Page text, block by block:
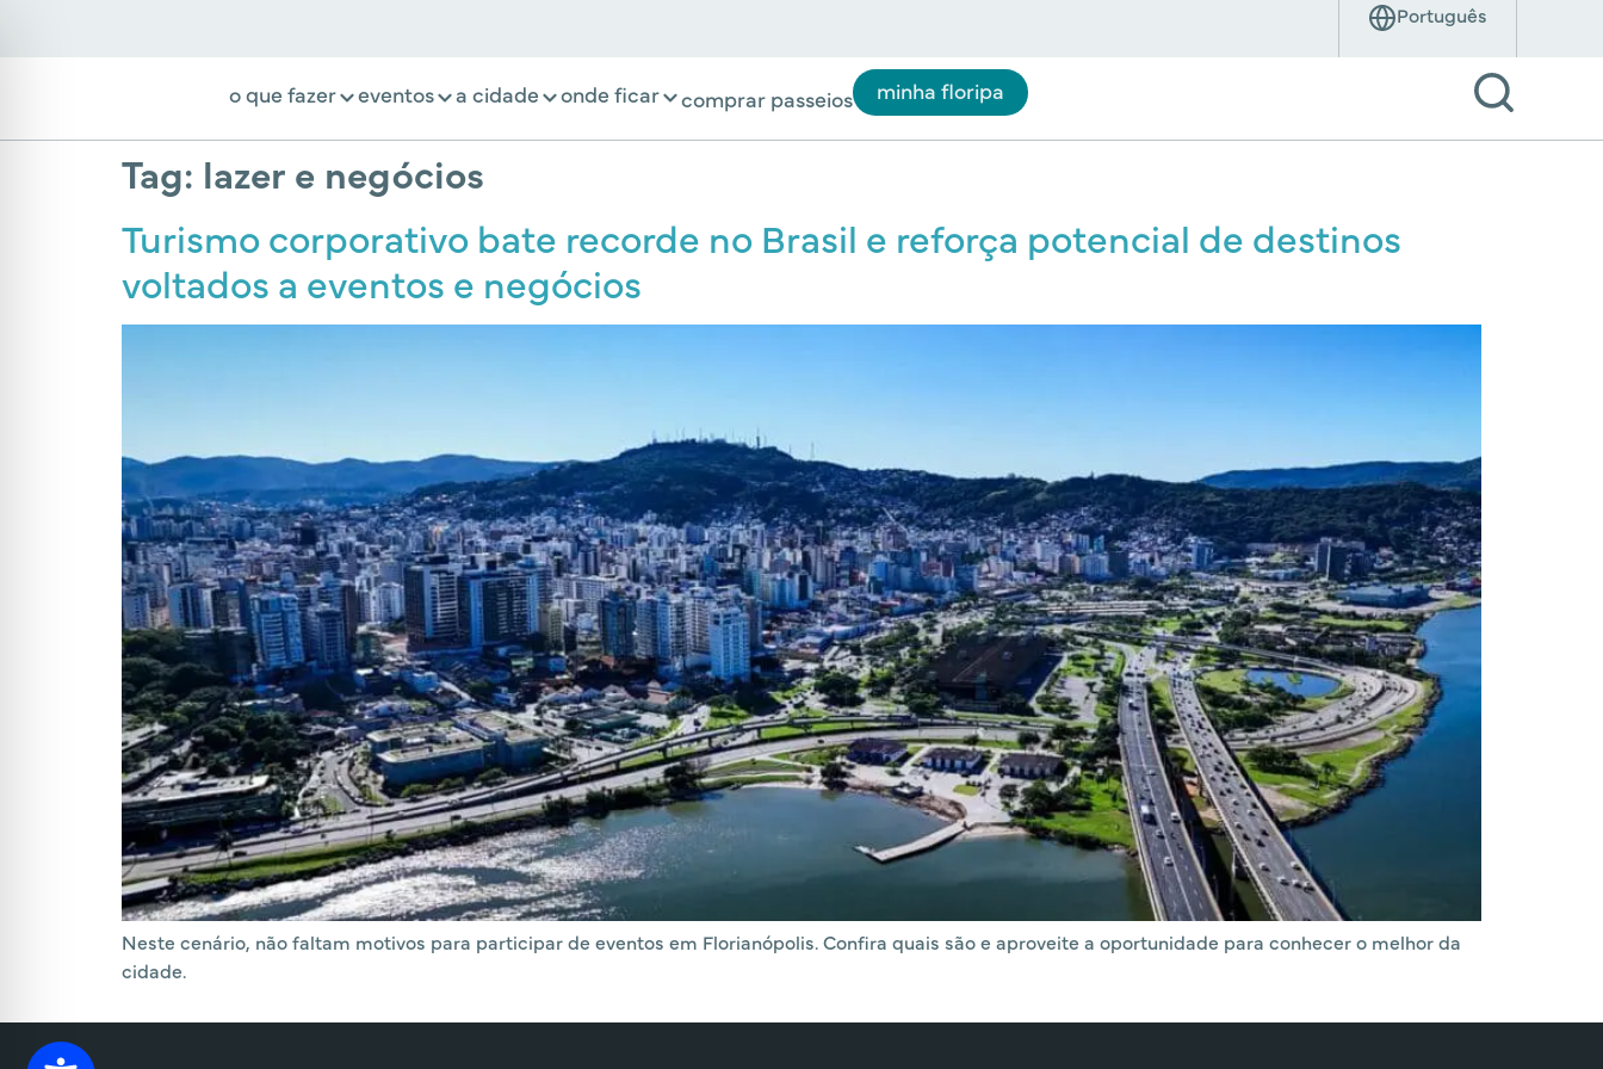
o que fazer eventos a cidade onde ficar comprar passeios minha floripa
Tag: lazer e negócios
Turismo corporativo bate recorde no Brasil e reforça potencial de destinos
voltados a eventos e negócios
Neste cenário, não faltam motivos para participar de eventos em Florianópolis. Confira quais são e aproveite a oportunidade para conhecer o melhor da
cidade.